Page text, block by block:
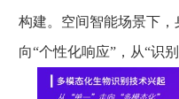
构建。空间智能场景下，
向“个性化响应”，从“识